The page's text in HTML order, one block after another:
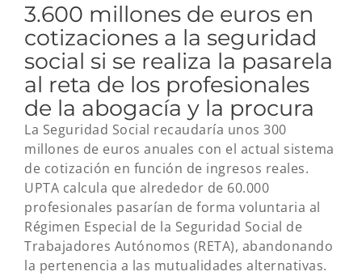
3.600 millones de euros en
cotizaciones a la seguridad
social si se realiza la pasarela
al reta de los profesionales
de la abogacía y la procura
La Seguridad Social recaudaría unos 300
millones de euros anuales con el actual sistema
de cotización en función de ingresos reales.
UPTA calcula que alrededor de 60.000
profesionales pasarían de forma voluntaria al
Régimen Especial de la Seguridad Social de
Trabajadores Autónomos (RETA), abandonando
la pertenencia a las mutualidades alternativas.